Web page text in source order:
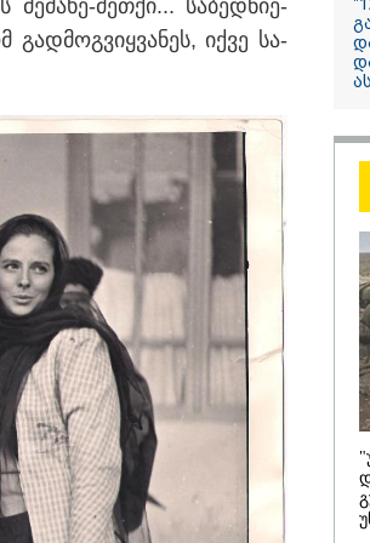
კობახიძე
დაკავშირებით?
19:03 / 08-08-
"მკაცრად
ირაკლი
მეთ­ქი... სა­ბედ­ნი­ე­
იქვე სა­